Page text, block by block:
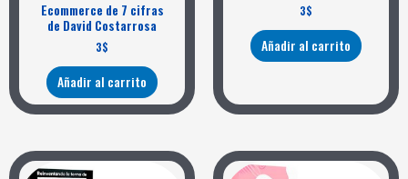
Ecommerce de 7 cifras
de David Costarrosa
3$
Añadir al carrito
3$
Añadir al carrito